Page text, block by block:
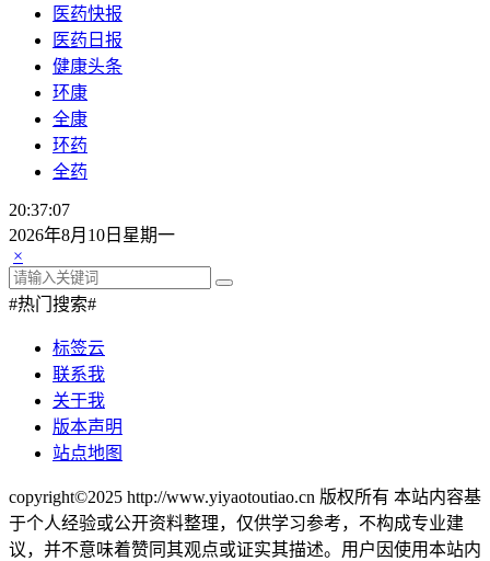
医药快报
医药日报
健康头条
环康
全康
环药
全药
20:37:08
2026年8月10日星期一
×
#热门搜索#
标签云
联系我
关于我
版本声明
站点地图
copyright©2025 http://www.yiyaotoutiao.cn 版权所有 本站内容基
于个人经验或公开资料整理，仅供学习参考，不构成专业建
议，并不意味着赞同其观点或证实其描述。用户因使用本站内